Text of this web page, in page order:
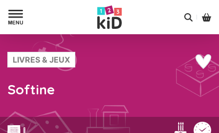
LIVRES & JEUX
Softine